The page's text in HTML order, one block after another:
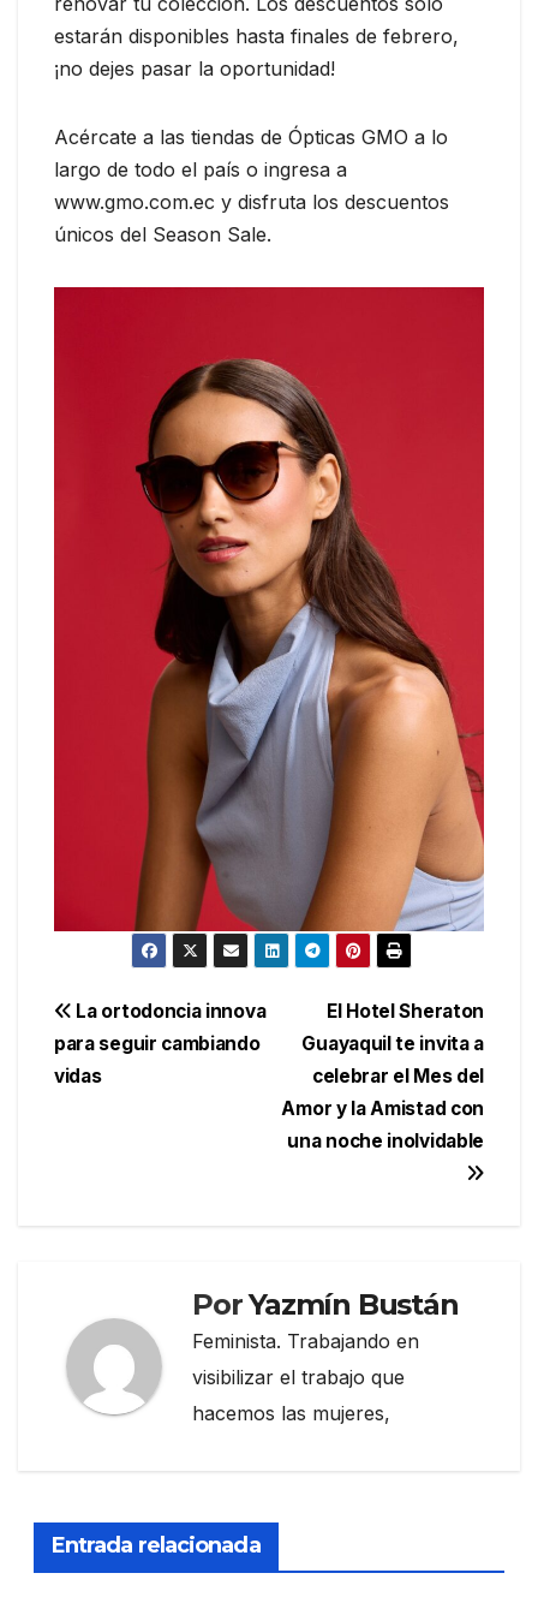
estarán disponibles hasta finales de febrero,
¡no dejes pasar la oportunidad!
Acércate a las tiendas de Ópticas GMO a lo
largo de todo el país o ingresa a
www.gmo.com.ec y disfruta los descuentos
únicos del Season Sale.
Navegación
de
El Hotel Sheraton
Guayaquil te invita a
celebrar el Mes del
Amor y la Amistad con
una noche inolvidable
La ortodoncia innova
para seguir cambiando
vidas
PorYazmín Bustán
Feminista. Trabajando en
visibilizar el trabajo que
hacemos las mujeres,
Entrada relacionada